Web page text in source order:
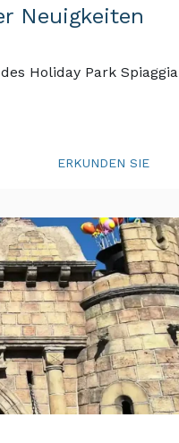
Neuigkeiten
Holiday Park Spiaggia
ERKUNDEN SIE